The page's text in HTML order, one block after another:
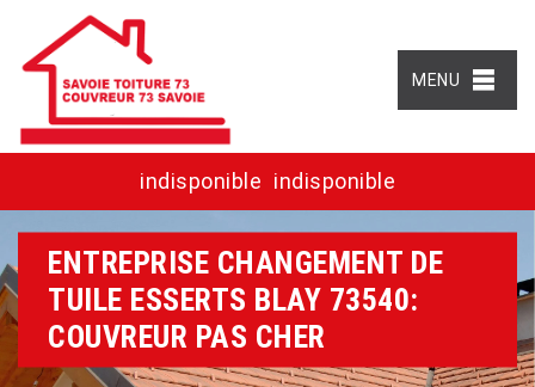
MENU
indisponible indisponible
ENTREPRISE CHANGEMENT DE
TUILE ESSERTS BLAY 73540:
COUVREUR PAS CHER